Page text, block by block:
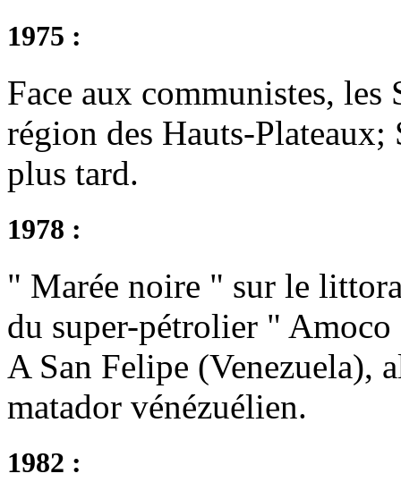
1975 :
Face aux communistes,
région des Hauts-Plateaux;
plus tard.
1978 :
" Marée noire " sur le
du super-pétrolier "
A San Felipe (Venezuela),
matador vénézuélien.
1982 :